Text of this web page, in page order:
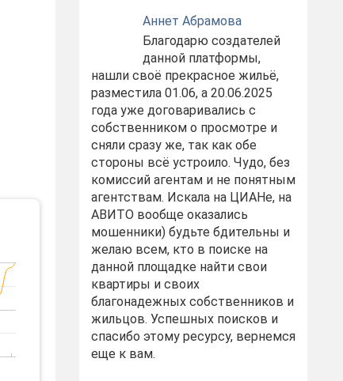
Аннет Абрамова
Благодарю создателей
данной платформы,
нашли своё прекрасное жильё,
разместила 01.06, а 20.06.2025
года уже договаривались с
собственником о просмотре и
сняли сразу же, так как обе
стороны всё устроило. Чудо, без
комиссий агентам и не понятным
агентствам. Искала на ЦИАНе, на
АВИТО вообще оказались
мошенники) будьте бдительны и
желаю всем, кто в поиске на
данной площадке найти свои
квартиры и своих
благонадежных собственников и
жильцов. Успешных поисков и
спасибо этому ресурсу, вернемся
еще к вам.